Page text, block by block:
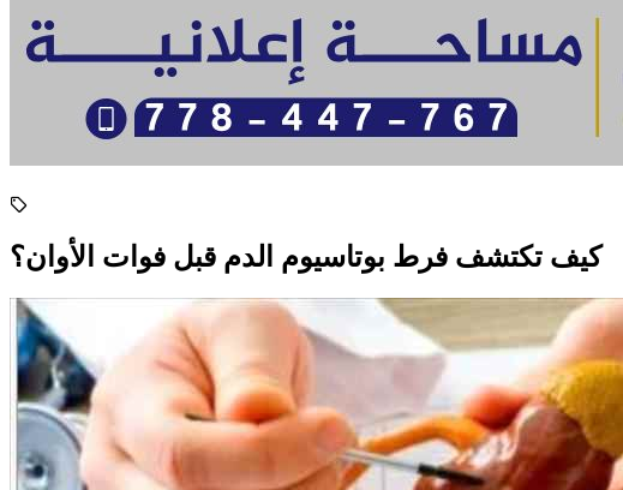
كيف تكتشف فرط بوتاسيوم الدم قبل فوات الأوان؟